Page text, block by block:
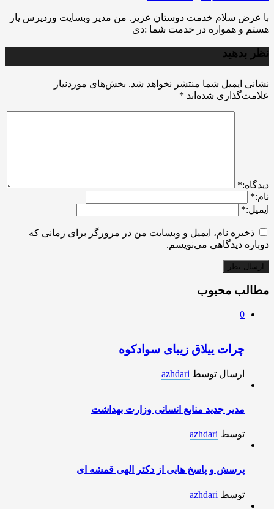
با عرض سلام خدمت دوستان عزیز. من مدیر وبسایت وردپرس یار
هستم و همواره در خدمت شما :دی
نظر بدهید
نشانی ایمیل شما منتشر نخواهد شد. بخش‌های موردنیاز
علامت‌گذاری شده‌اند *
ديدگاه:*
نام:*
ایمیل:*
ذخیره نام، ایمیل و وبسایت من در مرورگر برای زمانی که
دوباره دیدگاهی می‌نویسم.
مطالب محبوب
0
چرات ییلاق زیبای سوادکوه
ارسال توسط azhdari
مدیر جدید منابع انسانی وزارت بهداشت
توسط azhdari
پرسش و پاسخ هایی از دکتر الهی قمشه ای
توسط azhdari